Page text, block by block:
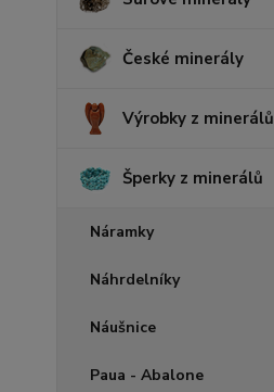
České minerály
Výrobky z minerálů
Šperky z minerálů
Náramky
Náhrdelníky
Náušnice
Paua - Abalone